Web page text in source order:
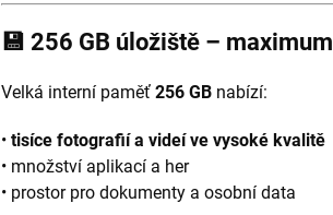
💾 256 GB úložiště –
Velká interní paměť 256 GB nabízí:
• tisíce fotografií a videí ve vysoké kvalitě
• množství aplikací a her
• prostor pro dokumenty a osobní data